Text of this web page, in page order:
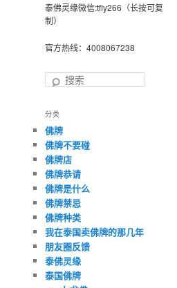
泰佛灵缘微信:tfly266（长按可复
制）
官方热线：4008067238
搜
分类
佛牌
佛牌不要碰
佛牌店
佛牌恭请
佛牌是什么
佛牌禁忌
佛牌种类
我在泰国卖佛牌的那几年
朋友圈反馈
泰佛灵缘
泰国佛牌